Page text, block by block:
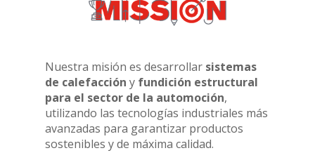
Nuestra misión es desarrollar sistemas
de calefacción y fundición estructural
para el sector de la automoción,
utilizando las tecnologías industriales más
avanzadas para garantizar productos
sostenibles y de máxima calidad.